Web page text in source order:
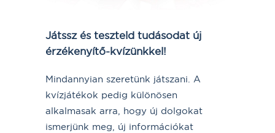
Játssz és teszteld tudásodat új
érzékenyítő-kvízünkkel!
Mindannyian szeretünk játszani. A
kvízjátékok pedig különösen
alkalmasak arra, hogy új dolgokat
ismerjünk meg, új információkat